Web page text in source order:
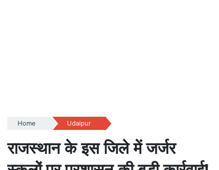
Home Udaipur
राजस्थान के इस जिले में जर्जर